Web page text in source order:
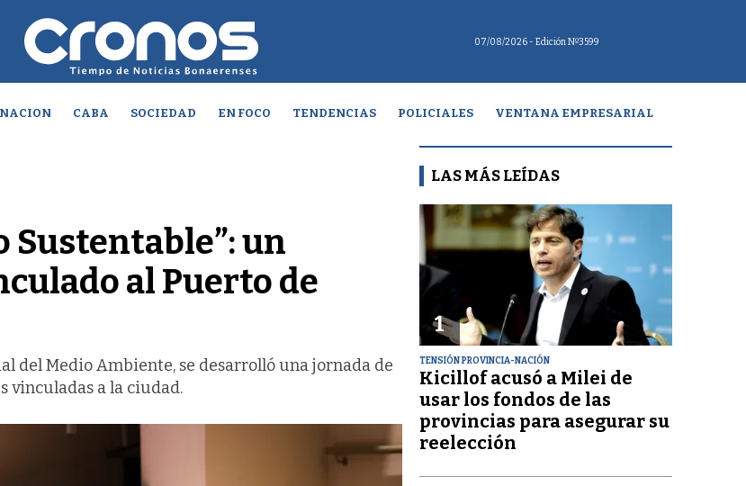
07/08/2026 - Edición Nº3599
NACION CABA SOCIEDAD EN FOCO TENDENCIAS POLICIALES VENTANA EMPRESARIAL
Sustentable”: un
al Puerto de
del Medio Ambiente, se desarrolló una jornada de
vinculadas a la ciudad.
LAS MÁS LEÍDAS
1
TENSIÓN PROVINCIA-NACIÓN
Kicillof acusó a Milei de
usar los fondos de las
provincias para asegurar su
reelección